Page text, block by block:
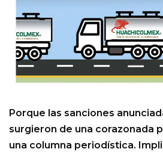
Porque las sanciones
surgieron de una corazonada
una columna periodística.